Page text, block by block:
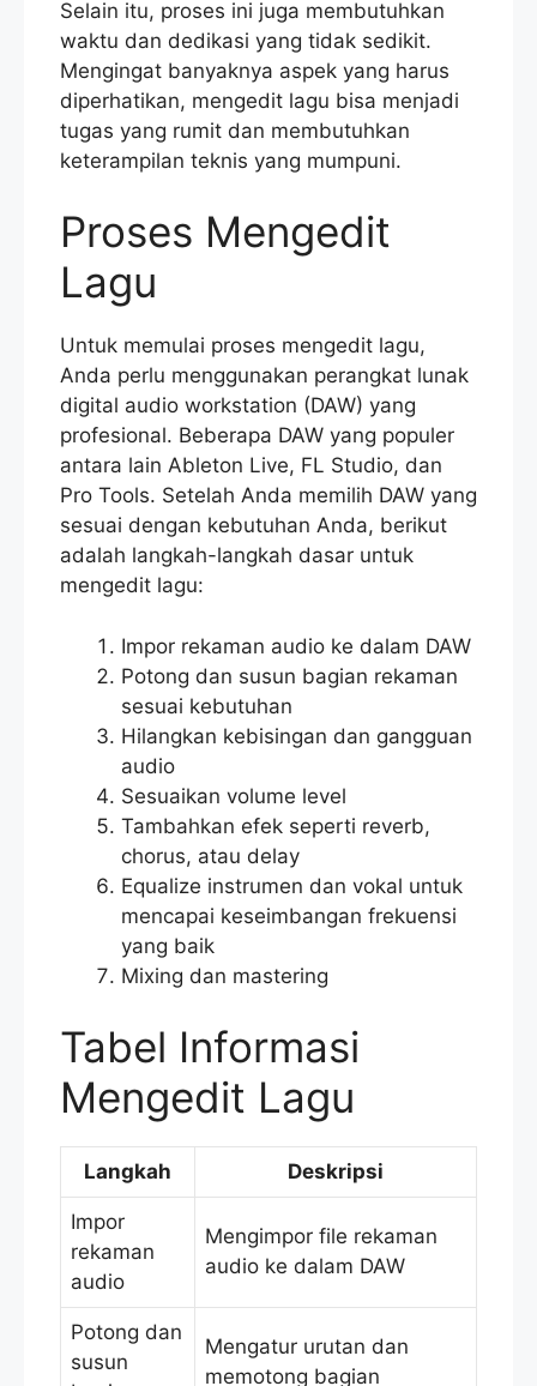
Selain itu, proses ini juga membutuhkan
waktu dan dedikasi yang tidak sedikit.
Mengingat banyaknya aspek yang harus
diperhatikan, mengedit lagu bisa menjadi
tugas yang rumit dan membutuhkan
keterampilan teknis yang mumpuni.
Proses Mengedit
Lagu
Untuk memulai proses mengedit lagu,
Anda perlu menggunakan perangkat lunak
digital audio workstation (DAW) yang
profesional. Beberapa DAW yang populer
antara lain Ableton Live, FL Studio, dan
Pro Tools. Setelah Anda memilih DAW yang
sesuai dengan kebutuhan Anda, berikut
adalah langkah-langkah dasar untuk
mengedit lagu:
Impor rekaman audio ke dalam DAW
Potong dan susun bagian rekaman
sesuai kebutuhan
Hilangkan kebisingan dan gangguan
audio
Sesuaikan volume level
Tambahkan efek seperti reverb,
chorus, atau delay
Equalize instrumen dan vokal untuk
mencapai keseimbangan frekuensi
yang baik
Mixing dan mastering
Tabel Informasi
Mengedit Lagu
Langkah Deskripsi
Impor
rekaman
audio
Mengimpor file rekaman
audio ke dalam DAW
Potong dan
susun
Mengatur urutan dan
memotong bagian